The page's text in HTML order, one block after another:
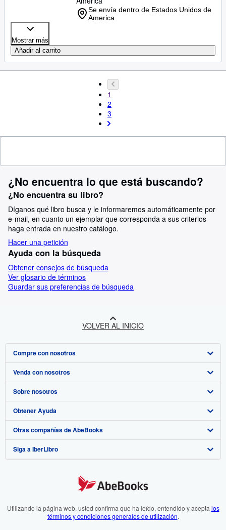
Se envía dentro de Estados Unidos de
America
Mostrar más
Añadir al carrito
1
2
3
¿No encuentra lo que está buscando?
¿No encuentra su libro?
Díganos qué libro busca y le informaremos automáticamente por
e-mail, en cuanto un ejemplar que corresponda a sus criterios
haga entrada en nuestro catálogo.
Hacer una petición
Ayuda con la búsqueda
Obtener consejos de búsqueda
Ver glosario de términos
Guardar sus preferencias de búsqueda
VOLVER AL INICIO
Compre con nosotros
Búsqueda avanzada
Colecciones
Mi cuenta
Mis pedidos
Ver carrito
Venda con nosotros
Comenzar a vender
Únase a nuestro programa de afiliados
Recomiende un vendedor
Sobre nosotros
Sobre IberLibro
Medios
Empleo
Preferencias de cookies
Aviso de cookies
Obtener Ayuda
Preguntas frecuentes y guías
Atención al Cliente
Otras compañías de AbeBooks
AbeBooks.com
AbeBooks.fr
Siga a IberLibro
Utilizando la página web, usted confirma que ha leído, entendido y acepta los
términos y condiciones generales de utilización.